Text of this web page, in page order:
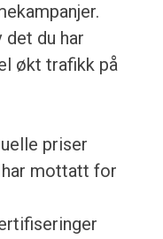
det du har
økt trafikk på
priser
mottatt for